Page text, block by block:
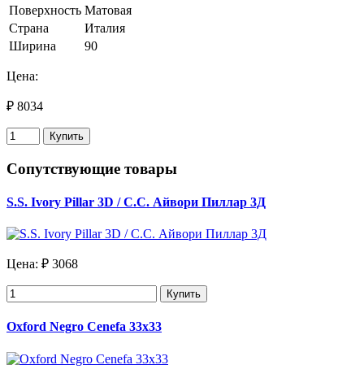
Поверхность Матовая
Страна
Италия
Ширина
90
Цена:
₽ 8034
Купить
Сопутствующие товары
S.S. Ivory Pillar 3D / С.С. Айвори Пиллар 3Д
Цена: ₽ 3068
Купить
Oxford Negro Cenefa 33х33